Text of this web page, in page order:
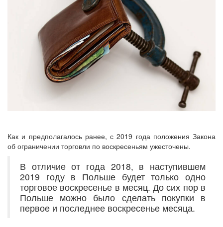
Как и предполагалось ранее, с 2019 года положения Закона
об ограничении торговли по воскресеньям ужесточены.
В отличие от года 2018, в наступившем
2019 году в Польше будет только одно
торговое воскресенье в месяц. До сих пор в
Польше можно было сделать покупки в
первое и последнее воскресенье месяца.